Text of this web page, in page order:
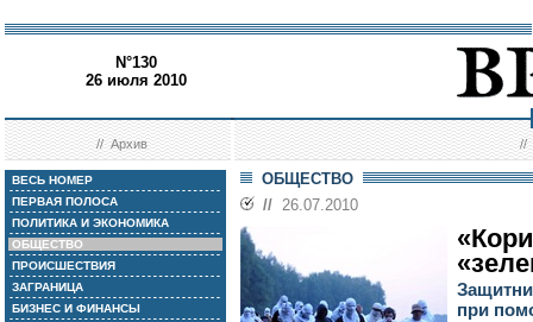
N°130
26 июля 2010
//Архив //
ВЕСЬ НОМЕР
ПЕРВАЯ ПОЛОСА
ПОЛИТИКА И ЭКОНОМИКА
ОБЩЕСТВО
ПРОИСШЕСТВИЯ
ЗАГРАНИЦА
БИЗНЕС И ФИНАНСЫ
ОБЩЕСТВО
// 26.07.2010
при